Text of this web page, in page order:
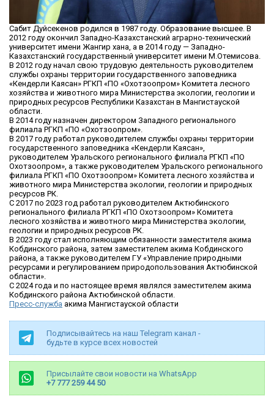
Сабит Дуйсекенов родился в 1987 году. Образование высшее. В
2012 году окончил Западно-Казахстанский аграрно-технический
университет имени Жангир хана, а в 2014 году — Западно-
Казахстанский государственный университет имени М.Отемисова.
В 2012 году начал свою трудовую деятельность руководителем
службы охраны территории государственного заповедника
«Кендерли Каясан» РГКП «ПО «Охотзоопром» Комитета лесного
хозяйства и животного мира Министерства экологии, геологии и
природных ресурсов Республики Казахстан в Мангистауской
области.
В 2014 году назначен директором Западного регионального
филиала РГКП «ПО «Охотзоопром».
В 2017 году работал руководителем службы охраны территории
государственного заповедника «Кендерли Каясан»,
руководителем Уральского регионального филиала РГКП «ПО
Охотзоопром», а также руководителем Уральского регионального
филиала РГКП «ПО Охотзоопром» Комитета лесного хозяйства и
животного мира Министерства экологии, геологии и природных
ресурсов РК.
С 2017 по 2023 год работал руководителем Актюбинского
регионального филиала РГКП «ПО Охотзоопром» Комитета
лесного хозяйства и животного мира Министерства экологии,
геологии и природных ресурсов РК.
В 2023 году стал исполняющим обязанности заместителя акима
Кобдинского района, затем заместителем акима Кобдинского
района, а также руководителем ГУ «Управление природными
ресурсами и регулированием природопользования Актюбинской
области».
С 2024 года и по настоящее время являлся заместителем акима
Кобдинского района Актюбинской области.
Пресс-служба акима Мангистауской области
Подписывайтесь на наш Telegram канал -
будьте в курсе всех новостей
Присылайте свои новости на WhatsApp
+7 777 259 44 50